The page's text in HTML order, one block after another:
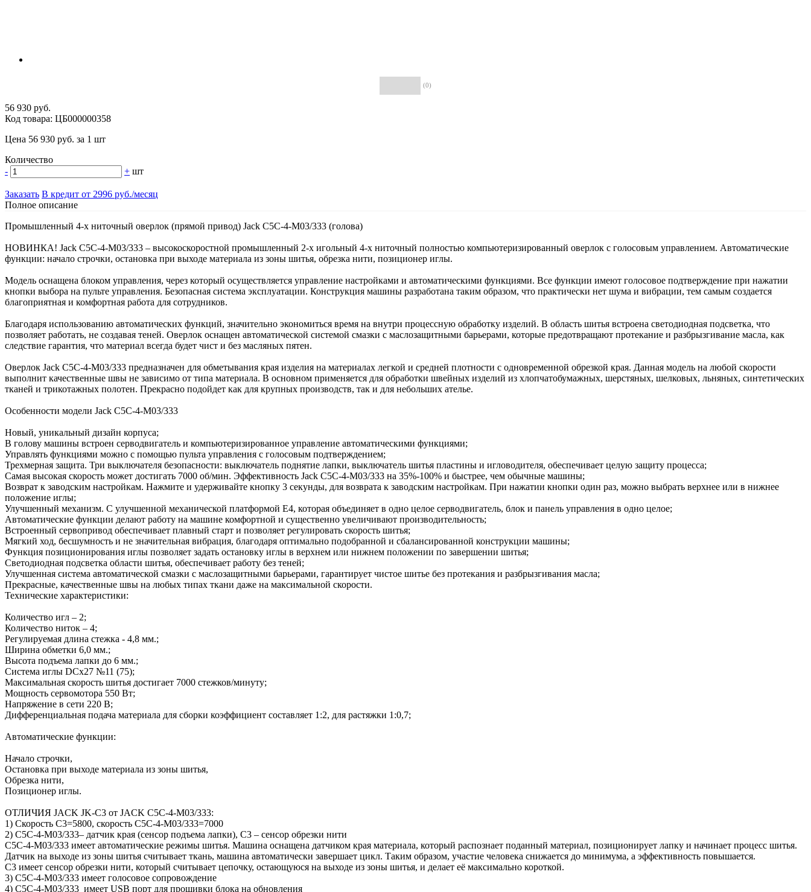
(0)
56 930 руб.
Код товара: ЦБ000000358
Цена 56 930 руб. за 1 шт
Количество
-
+ шт
Заказать В кредит от 2996 руб./месяц
Полное описание
Промышленный 4-х ниточный оверлок (прямой привод) Jack C5C-4-M03/333 (голова)
НОВИНКА! Jack C5C-4-M03/333 – высокоскоростной промышленный 2-х игольный 4-х ниточный полностью компьютеризированный оверлок с голосовым управлением. Автоматические
функции: начало строчки, остановка при выходе материала из зоны шитья, обрезка нити, позиционер иглы.
Модель оснащена блоком управления, через который осуществляется управление настройками и автоматическими функциями. Все функции имеют голосовое подтверждение при нажатии
кнопки выбора на пульте управления. Безопасная система эксплуатации. Конструкция машины разработана таким образом, что практически нет шума и вибрации, тем самым создается
благоприятная и комфортная работа для сотрудников.
Благодаря использованию автоматических функций, значительно экономиться время на внутри процессную обработку изделий. В область шитья встроена светодиодная подсветка, что
позволяет работать, не создавая теней. Оверлок оснащен автоматической системой смазки с маслозащитными барьерами, которые предотвращают протекание и разбрызгивание масла, как
следствие гарантия, что материал всегда будет чист и без масляных пятен.
Оверлок Jack C5C-4-M03/333 предназначен для обметывания края изделия на материалах легкой и средней плотности с одновременной обрезкой края. Данная модель на любой скорости
выполнит качественные швы не зависимо от типа материала. В основном применяется для обработки швейных изделий из хлопчатобумажных, шерстяных, шелковых, льняных, синтетических
тканей и трикотажных полотен. Прекрасно подойдет как для крупных производств, так и для небольших ателье.
Особенности модели Jack C5C-4-M03/333
Новый, уникальный дизайн корпуса;
В голову машины встроен серводвигатель и компьютеризированное управление автоматическими функциями;
Управлять функциями можно с помощью пульта управления с голосовым подтверждением;
Трехмерная защита. Три выключателя безопасности: выключатель поднятие лапки, выключатель шитья пластины и игловодителя, обеспечивает целую защиту процесса;
Самая высокая скорость может достигать 7000 об/мин. Эффективность Jack C5C-4-M03/333 на 35%-100% и быстрее, чем обычные машины;
Возврат к заводским настройкам. Нажмите и удерживайте кнопку 3 секунды, для возврата к заводским настройкам. При нажатии кнопки один раз, можно выбрать верхнее или в нижнее
положение иглы;
Улучшенный механизм. С улучшенной механической платформой E4, которая объединяет в одно целое серводвигатель, блок и панель управления в одно целое;
Автоматические функции делают работу на машине комфортной и существенно увеличивают производительность;
Встроенный сервопривод обеспечивает плавный старт и позволяет регулировать скорость шитья;
Мягкий ход, бесшумность и не значительная вибрация, благодаря оптимально подобранной и сбалансированной конструкции машины;
Функция позиционирования иглы позволяет задать остановку иглы в верхнем или нижнем положении по завершении шитья;
Светодиодная подсветка области шитья, обеспечивает работу без теней;
Улучшенная система автоматической смазки с маслозащитными барьерами, гарантирует чистое шитье без протекания и разбрызгивания масла;
Прекрасные, качественные швы на любых типах ткани даже на максимальной скорости.
Технические характеристики:
Количество игл – 2;
Количество ниток – 4;
Регулируемая длина стежка - 4,8 мм.;
Ширина обметки 6,0 мм.;
Высота подъема лапки до 6 мм.;
Система иглы DCx27 №11 (75);
Максимальная скорость шитья достигает 7000 стежков/минуту;
Мощность сервомотора 550 Вт;
Напряжение в сети 220 В;
Дифференциальная подача материала для сборки коэффициент составляет 1:2, для растяжки 1:0,7;
Автоматические функции:
Начало строчки,
Остановка при выходе материала из зоны шитья,
Обрезка нити,
Позиционер иглы.
ОТЛИЧИЯ JACK JK-C3 от JACK C5C-4-M03/333:
1) Скорость С3=5800, скорость C5C-4-M03/333=7000
2) C5C-4-M03/333– датчик края (сенсор подъема лапки), С3 – сенсор обрезки нити
C5C-4-M03/333 имеет автоматические режимы шитья. Машина оснащена датчиком края материала, который распознает поданный материал, позиционирует лапку и начинает процесс шитья.
Датчик на выходе из зоны шитья считывает ткань, машина автоматически завершает цикл. Таким образом, участие человека снижается до минимума, а эффективность повышается.
С3 имеет сенсор обрезки нити, который считывает цепочку, остающуюся на выходе из зоны шитья, и делает её максимально короткой.
3) C5C-4-M03/333 имеет голосовое сопровождение
4) C5C-4-M03/333 имеет USB порт для прошивки блока на обновления